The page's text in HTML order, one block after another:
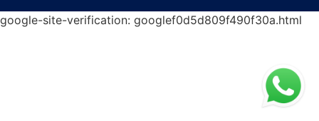
google-site-verification: googlef0d5d809f490f30a.html